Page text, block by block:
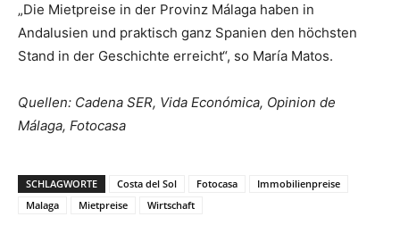
„Die Mietpreise in der Provinz Málaga haben in
Andalusien und praktisch ganz Spanien den höchsten
Stand in der Geschichte erreicht“, so María Matos.
Quellen: Cadena SER, Vida Económica, Opinion de
Málaga, Fotocasa
SCHLAGWORTE Costa del Sol Fotocasa
Immobilienpreise
Malaga
Mietpreise Wirtschaft